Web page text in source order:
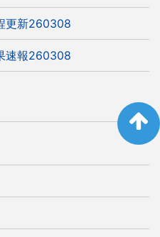
更新260308
速報260308